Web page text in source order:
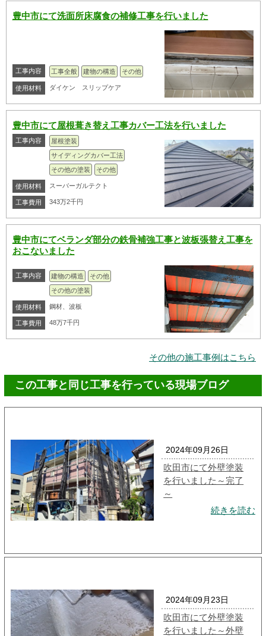
豊中市にて洗面所床腐食の補修工事を行いました
工事内容 工事全般 建物の構造 その他
使用材料 ダイケン スリップケア
豊中市にて屋根葺き替え工事カバー工法を行いました
工事内容
屋根塗装
サイディングカバー工法
その他の塗装
その他
使用材料 スーバーガルテクト
工事費用 343万2千円
豊中市にてベランダ部分の鉄骨補強工事と波板張替え工事を
おこないました
工事内容 建物の構造
その他
その他の塗装
使用材料 鋼材、波板
工事費用 48万7千円
その他の施工事例はこちら
この工事と同じ工事を行っている現場ブログ
2024年09月26日
吹田市にて外壁塗装
を行いました～完了
～
続きを読む
2024年09月23日
吹田市にて外壁塗装
を行いました～外壁